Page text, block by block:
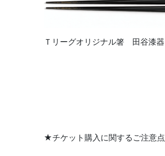
Ｔリーグオリジナル箸 田谷漆器
★チケット購入に関するご注意点